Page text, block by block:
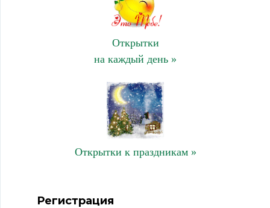
Открытки
на каждый день »
Открытки к праздникам »
Регистрация